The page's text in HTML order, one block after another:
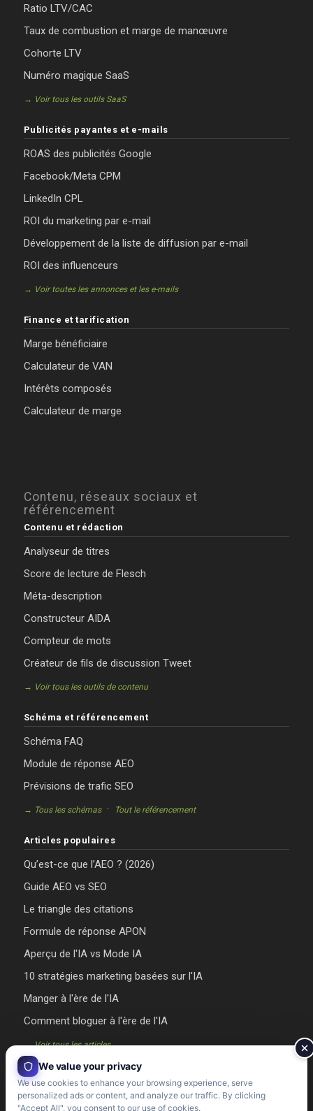
Ratio LTV/CAC
Taux de combustion et marge de manœuvre
Cohorte LTV
Numéro magique SaaS
→ Voir tous les outils SaaS
Publicités payantes et e-mails
ROAS des publicités Google
Facebook/Meta CPM
LinkedIn CPL
ROI du marketing par e-mail
Développement de la liste de diffusion par e-mail
ROI des influenceurs
→ Voir toutes les annonces et les e-mails
Finance et tarification
Marge bénéficiaire
Calculateur de VAN
Intérêts composés
Calculateur de marge
Contenu, réseaux sociaux et
référencement
Contenu et rédaction
Analyseur de titres
Score de lecture de Flesch
Méta-description
Constructeur AIDA
Compteur de mots
Créateur de fils de discussion Tweet
→ Voir tous les outils de contenu
Schéma et référencement
Schéma FAQ
Module de réponse AEO
Prévisions de trafic SEO
→ Tous les schémas· Tout le référencement
Articles populaires
Qu’est-ce que l’AEO ? (2026)
Guide AEO vs SEO
Le triangle des citations
Formule de réponse APON
Aperçu de l'IA vs Mode IA
10 stratégies marketing basées sur l'IA
Manger à l'ère de l'IA
Comment bloguer à l'ère de l'IA
→ Voir tous les articles
We value your privacy
We use cookies to enhance your browsing experience, serve
personalized ads or content, and analyze our traffic. By clicking
"Accept All", you consent to our use of cookies.